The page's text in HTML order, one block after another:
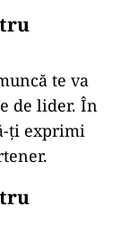
te va
de lider. În
ți exprimi